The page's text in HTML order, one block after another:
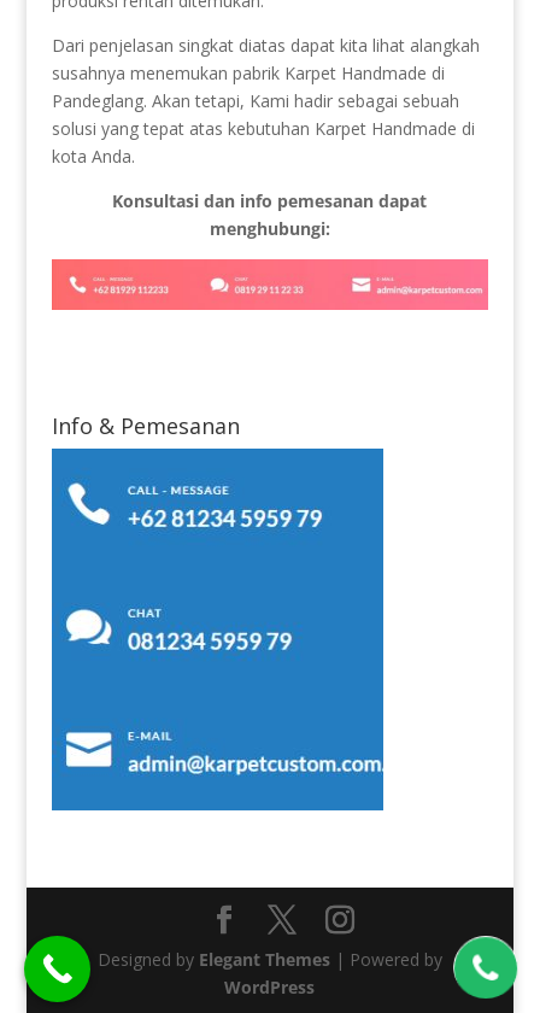
Dari penjelasan singkat diatas dapat kita lihat alangkah
susahnya menemukan pabrik Karpet Handmade di
Pandeglang. Akan tetapi, Kami hadir sebagai sebuah
solusi yang tepat atas kebutuhan Karpet Handmade di
kota Anda.
Konsultasi dan info pemesanan dapat
menghubungi:
Info & Pemesanan
Designed by Elegant Themes| Powered by
WordPress